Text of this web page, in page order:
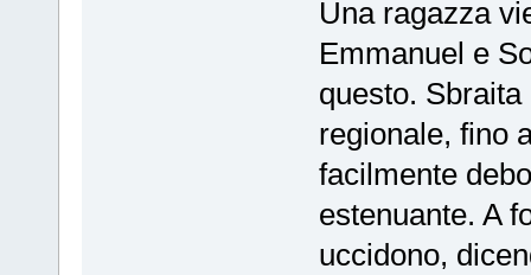
Una ragazza
Emmanuel e
questo.
regionale, fino
facilmente
estenuante. A
uccidono,